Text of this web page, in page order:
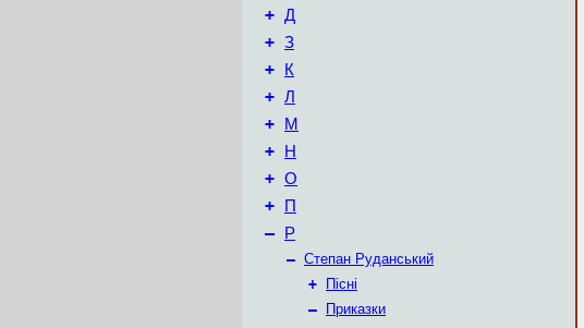
+ Д
+ З
+ К
+ Л
+ М
+ Н
+ О
+ П
– Р
– Степан Руданський
+
Пісні
–
Приказки